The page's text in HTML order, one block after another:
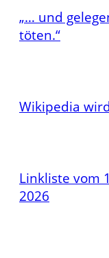
„… und
töten.“
Wikipedia
Linkliste vom
2026